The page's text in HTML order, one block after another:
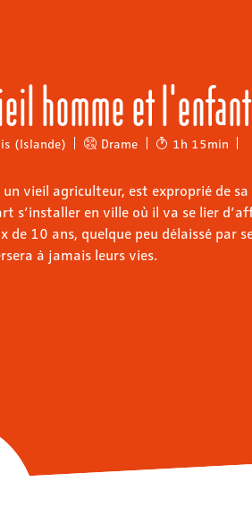
homme et l'enfant
(Islande) Drame 1h 15min
un vieil agriculteur, est exproprié de
s’installer en ville où il va se lier
de 10 ans, quelque peu délaissé par
à jamais leurs vies.